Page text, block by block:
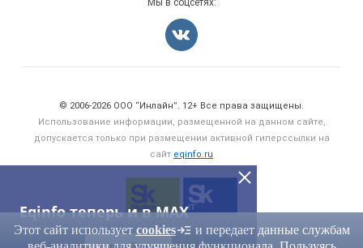
Eqinfo теперь и в MAX
Мы в соцсетях:
© 2006‑2026 ООО “Инлайн”. 12+ Все права защищены.
Использование информации, размещенной на данном сайте,
допускается только при размещении активной гиперссылки на
сайт eqinfo.ru
Этот сайт использует cookies
и передает данные службам